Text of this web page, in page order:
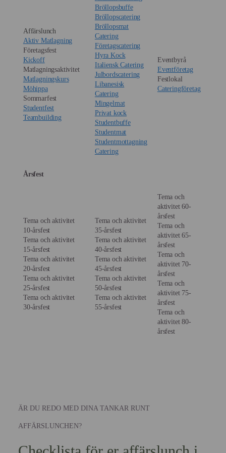
Affärslunch
Aktiv Matlagning
Företagsfest
Kickoff
Matlagningsaktivitet
Matlagningskurs
Möhippa
Sommarfest
Studentfest
Teambuilding
Bröllopsbuffe
Bröllopscatering
Bröllopsmat
Catering
Företagscatering
Hyra Kock
Italiensk Catering
Julbordscatering
Libanesisk
Catering
Mingelmat
Privat kock
Studentbuffe
Studentmat
Studentmottagning
Catering
Eventbyrå
Eventföretag
Festlokal
Cateringföretag
Årsfest
Tema och aktivitet
10-årsfest
Tema och aktivitet
15-årsfest
Tema och aktivitet
20-årsfest
Tema och aktivitet
25-årsfest
Tema och aktivitet
30-årsfest
Tema och aktivitet
35-årsfest
Tema och aktivitet
40-årsfest
Tema och aktivitet
45-årsfest
Tema och aktivitet
50-årsfest
Tema och aktivitet
55-årsfest
Tema och
aktivitet 60-
årsfest
Tema och
aktivitet 65-
årsfest
Tema och
aktivitet 70-
årsfest
Tema och
aktivitet 75-
årsfest
Tema och
aktivitet 80-
årsfest
ÄR DU REDO MED DINA TANKAR RUNT
AFFÄRSLUNCHEN?